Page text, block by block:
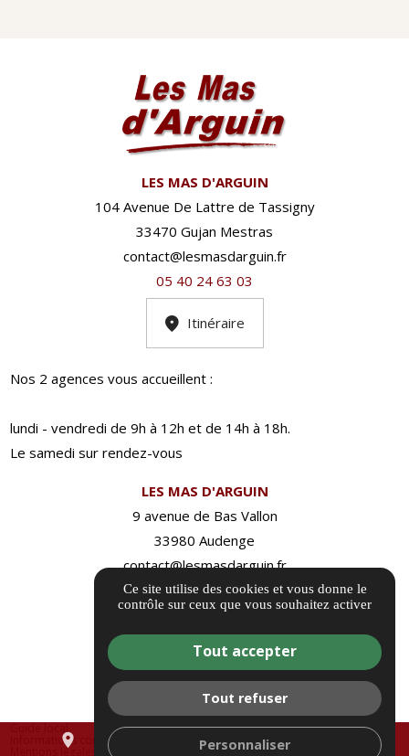
place mail
LES MAS D'ARGUIN
104 Avenue De Lattre de Tassigny
33470 Gujan Mestras
contact@lesmasdarguin.fr
05 40 24 63 03
Itinéraire
Nos 2 agences vous accueillent :
lundi - vendredi de 9h à 12h et de 14h à 18h.
Le samedi sur rendez-vous
LES MAS D'ARGUIN
9 avenue de Bas Vallon
33980 Audenge
contact@lesmasdarguin.fr
05 40 24 63 03
Itinéraire
Guide local
Informations complémentaires
Mentions légales
Ce site utilise des cookies et vous donne le
contrôle sur ceux que vous souhaitez activer
Tout accepter
Tout refuser
Personnaliser